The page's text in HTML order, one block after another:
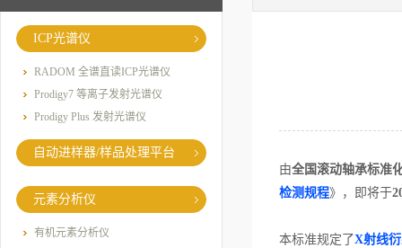
ICP光谱仪
RADOM 全谱直读ICP光谱仪
Prodigy7 等离子发射光谱仪
Prodigy Plus 发射光谱仪
自动进样器/样品处理平台
元素分析仪
有机元素分析仪
由全国滚动轴承标准
检测规程》，即将于
本标准规定了X射线